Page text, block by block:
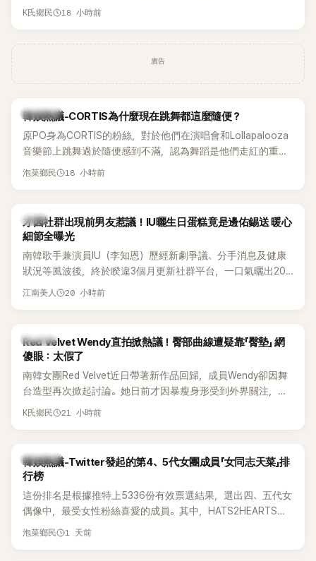
Hop風格聞名，出道後迅速累積大批海內外粉絲，近年也陸續
K氏鄉民 18 小時前
廣告
熱議討論
韓娛熱議-CORTIS為什麼現在跳舞都這麼隨便？
原PO身為CORTIS的粉絲，對於他們在演唱會和Lollapalooza
音樂節上跳舞過於隨便感到不滿，認為舞蹈是他們走紅的重要
原因，希望他們能更認真地表演。
泡菜鄉民 18 小時前
韓星
才因社群出現前男友惹議！IU曬生日蛋糕竟是邊佑錫送 暖心
細節全曝光
南韓歌手兼演員IU（李知恩）歷經新劇爭議、分手消息及健康
狀況等風波後，終於睽違3個月更新社群平台，一口氣曬出20
張近況照，讓大批粉絲又驚又喜。其中，一張生日蛋糕照意外
江南美人 20 小時前
K-POP
Red Velvet Wendy直拍掀熱議！臀部曲線遭疑靠「臀墊」 網
傻眼：太假了
南韓女團Red Velvet近日帶著新作品回歸，成員Wendy卻因舞
台造型再次掀起討論。她日前才因暴瘦身形受到外界關注，又
被質疑在舞台上使用臀墊，如今最新打歌舞台曝光後，再度因
K氏鄉民 21 小時前
熱議討論
韓娛熱議-Twitter發起的第4、5代女團成員「女同志天菜」排
行榜
這份排名是根據推特上5336份有效票選結果，選出四、五代女
偶像中，最受女性粉絲喜愛的成員。其中，HATS2HEARTS成
員包攬了前三名，展現了她們在女性社群中的高人氣。
泡菜鄉民 1 天前